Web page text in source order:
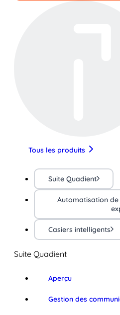
Tous les produits
Suite Quadient
Automatisation
Casiers intelligents
Suite Quadient
Aperçu
Gestion des